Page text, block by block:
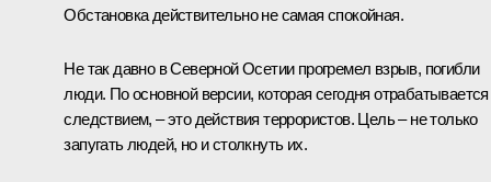
Обстановка действительно не самая спокойная.
Не так давно в Северной Осетии прогремел взрыв, погибли
люди. По основной версии, которая сегодня отрабатывается
следствием, – это действия террористов. Цель – не только
запугать людей, но и столкнуть их.